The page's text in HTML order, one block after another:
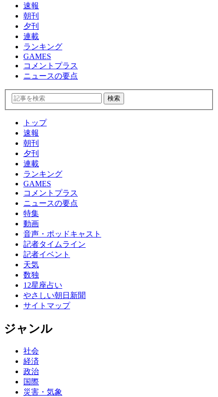
速報
朝刊
夕刊
連載
ランキング
GAMES
コメントプラス
ニュースの要点
トップ
速報
朝刊
夕刊
連載
ランキング
GAMES
コメントプラス
ニュースの要点
特集
動画
音声・ポッドキャスト
記者タイムライン
記者イベント
天気
数独
12星座占い
やさしい朝日新聞
サイトマップ
ジャンル
社会
経済
政治
国際
災害・気象